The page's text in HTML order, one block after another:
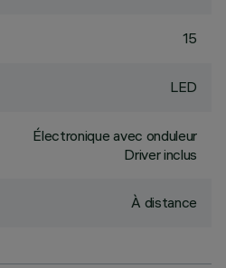
15
LED
Électronique avec onduleur
Driver inclus
À distance